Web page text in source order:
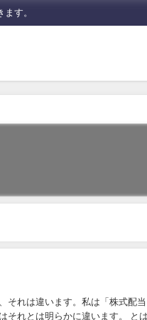
す。
それは違います。私は「株式配当
それとは明らかに違います。 と